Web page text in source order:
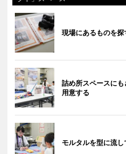
現場にあるものを探
詰め所スペースに
用意する
モルタルを型に流